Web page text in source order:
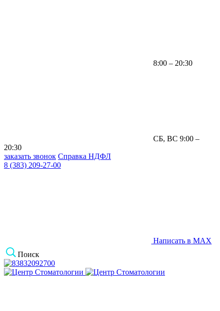
8:00 – 20:30
СБ, ВС 9:00 –
20:30
заказать звонок Справка НДФЛ
8 (383) 209-27-00
Написать в MAX
Поиск